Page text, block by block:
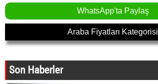
WhatsApp'ta Paylaş
Araba Fiyatları Kategorisi
Son Haberler